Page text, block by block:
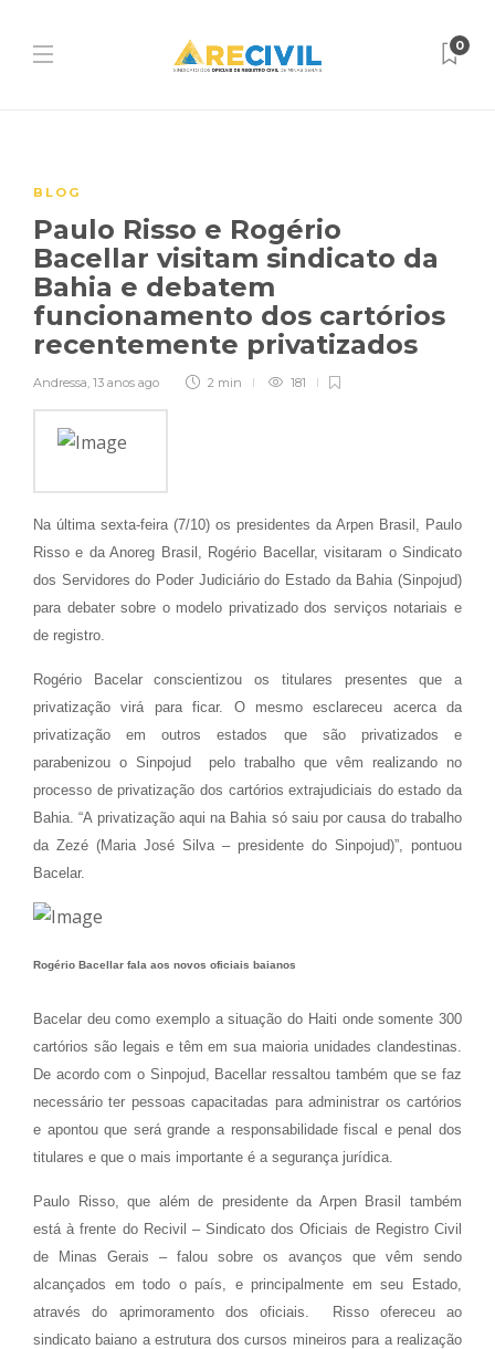
0
BLOG
Paulo Risso e Rogério
Bacellar visitam sindicato da
Bahia e debatem
funcionamento dos cartórios
recentemente privatizados
Andressa, 13 anos ago 2 min 181
Na última sexta-feira (7/10) os presidentes da Arpen Brasil, Paulo
Risso e da Anoreg Brasil, Rogério Bacellar, visitaram o Sindicato
dos Servidores do Poder Judiciário do Estado da Bahia (Sinpojud)
para debater sobre o modelo privatizado dos serviços notariais e
de registro.
Rogério Bacelar conscientizou os titulares presentes que a
privatização virá para ficar. O mesmo esclareceu acerca da
privatização em outros estados que são privatizados e
parabenizou o Sinpojud pelo trabalho que vêm realizando no
processo de privatização dos cartórios extrajudiciais do estado da
Bahia. “A privatização aqui na Bahia só saiu por causa do trabalho
da Zezé (Maria José Silva – presidente do Sinpojud)”, pontuou
Bacelar.
Rogério Bacellar fala aos novos oficiais baianos
Bacelar deu como exemplo a situação do Haiti onde somente 300
cartórios são legais e têm em sua maioria unidades clandestinas.
De acordo com o Sinpojud, Bacellar ressaltou também que se faz
necessário ter pessoas capacitadas para administrar os cartórios
e apontou que será grande a responsabilidade fiscal e penal dos
titulares e que o mais importante é a segurança jurídica.
Paulo Risso, que além de presidente da Arpen Brasil também
está à frente do Recivil – Sindicato dos Oficiais de Registro Civil
de Minas Gerais – falou sobre os avanços que vêm sendo
alcançados em todo o país, e principalmente em seu Estado,
através do aprimoramento dos oficiais. Risso ofereceu ao
sindicato baiano a estrutura dos cursos mineiros para a realização